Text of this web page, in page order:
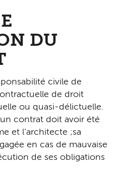
DU
civile de
de droit
ou quasi-délictuelle.
contrat doit avoir été
et l’architecte ;sa
en cas de mauvaise
de ses obligations